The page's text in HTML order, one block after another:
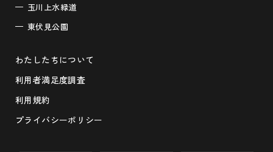
玉川上水緑道
東伏見公園
わたしたちについて
利用者満足度調査
利用規約
プライバシーポリシー